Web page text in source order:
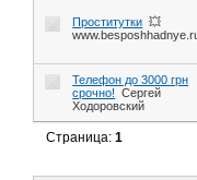
Проститутки 💥
Телефон до 3000 грн
срочно!
Сергей
Ходоровский
Страница:1